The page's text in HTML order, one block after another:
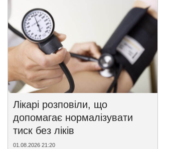
Лікарі розповіли, що
допомагає нормалізувати
тиск без ліків
01.08.2026 21:20